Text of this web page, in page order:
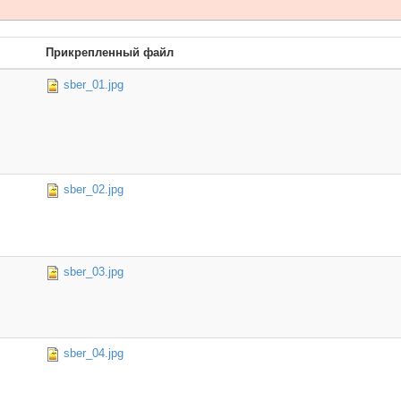
Прикрепленный файл
sber_01.jpg
sber_02.jpg
sber_03.jpg
sber_04.jpg